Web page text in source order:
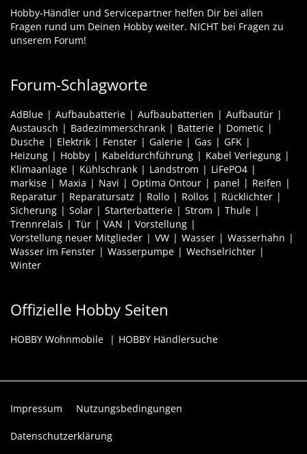
Hobby-Händler und Servicepartner helfen Dir bei allen
Fragen rund um Deinen Hobby weiter. NICHT bei Fragen zu
unserem Forum!
Forum-Schlagworte
AdBlue Aufbaubatterie Aufbaubatterien
Aufbautür
Austausch
Badezimmerschrank Batterie
Dometic
Dusche
Elektrik Fenster Galerie Gas
GFK
Heizung
Hobby Kabeldurchführung
Kabel Verlegung
Klimaanlage
Kühlschrank Landstrom
LiFePO4
markise
Maxia Navi Optima Ontour panel
Reifen
Reparatur
Reparatursatz Rollo Rollos
Rücklichter
Sicherung
Solar Starterbatterie Strom
Thule
Trennrelais
Tür VAN
Vorstellung
Vorstellung neuer Mitglieder
VW Wasser
Wasserhahn
Wasser im Fenster
Wasserpumpe
Wechselrichter
Winter
Offizielle Hobby Seiten
HOBBY Wohnmobile HOBBY Händlersuche
Impressum Nutzungsbedingungen
Datenschutzerklärung